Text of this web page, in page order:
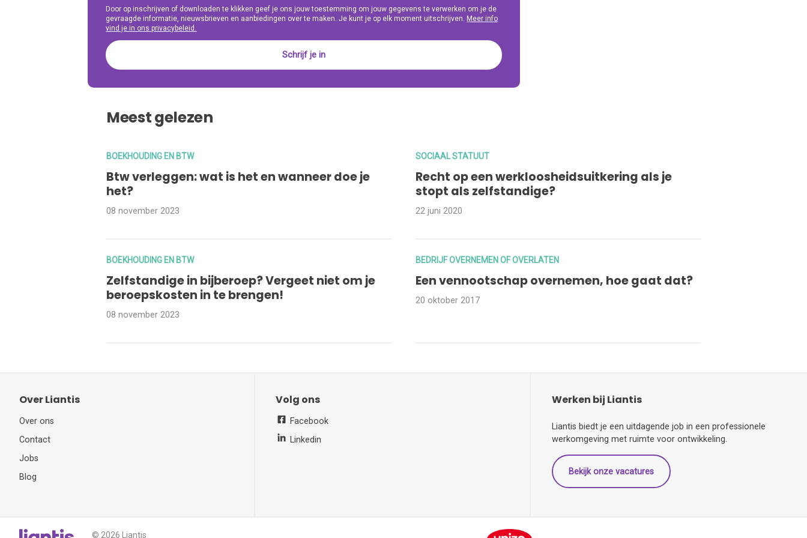
Door op inschrijven of downloaden te klikken geef je ons jouw toestemming om jouw gegevens te verwerken om je de
gevraagde informatie, nieuwsbrieven en aanbiedingen over te maken. Je kunt je op elk moment uitschrijven. Meer info
vind je in ons privacybeleid.
Meest gelezen
BOEKHOUDING EN BTW
Btw verleggen: wat is het en wanneer doe je
het?
08 november 2023
SOCIAAL STATUUT
Recht op een werkloosheidsuitkering als je
stopt als zelfstandige?
22 juni 2020
BOEKHOUDING EN BTW
Zelfstandige in bijberoep? Vergeet niet om je
beroepskosten in te brengen!
08 november 2023
BEDRIJF OVERNEMEN OF OVERLATEN
Een vennootschap overnemen, hoe gaat dat?
20 oktober 2017
Over Liantis
Over ons
Contact
Jobs
Blog
Volg ons
Facebook
Linkedin
Werken bij Liantis
Liantis biedt je een uitdagende job in een professionele
werkomgeving met ruimte voor ontwikkeling.
Bekijk onze vacatures
© 2026 Liantis